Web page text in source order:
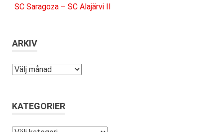
SC Saragoza – SC Alajärvi II
ARKIV
Arkiv
KATEGORIER